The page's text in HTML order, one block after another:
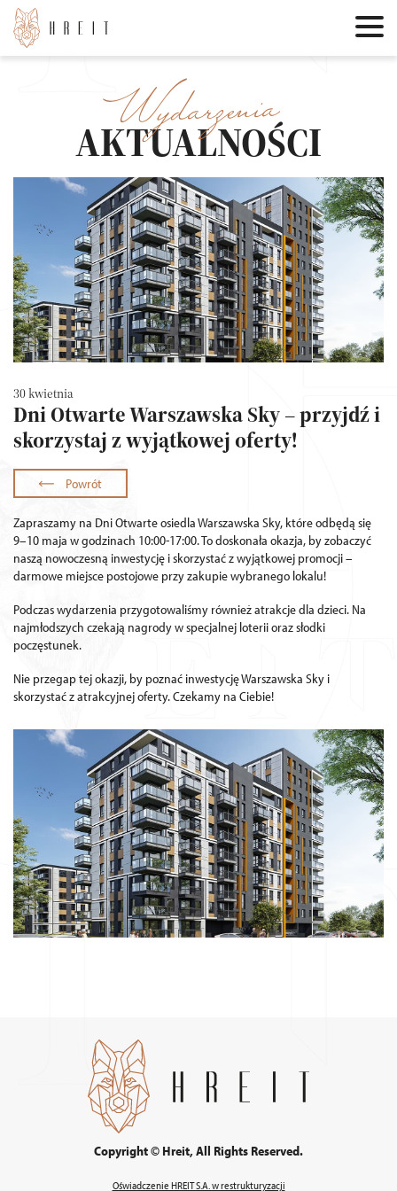
Wydarzenia
AKTUALNOŚCI
30 kwietnia
Dni Otwarte Warszawska Sky – przyjdź i
skorzystaj z wyjątkowej oferty!
Powrót
Zapraszamy na Dni Otwarte osiedla Warszawska Sky, które odbędą się
9–10 maja w godzinach 10:00-17:00. To doskonała okazja, by zobaczyć
naszą nowoczesną inwestycję i skorzystać z wyjątkowej promocji –
darmowe miejsce postojowe przy zakupie wybranego lokalu!
Podczas wydarzenia przygotowaliśmy również atrakcje dla dzieci. Na
najmłodszych czekają nagrody w specjalnej loterii oraz słodki
poczęstunek.
Nie przegap tej okazji, by poznać inwestycję Warszawska Sky i
skorzystać z atrakcyjnej oferty. Czekamy na Ciebie!
Copyright © Hreit, All Rights Reserved.
Oświadczenie HREIT S.A. w restrukturyzacji